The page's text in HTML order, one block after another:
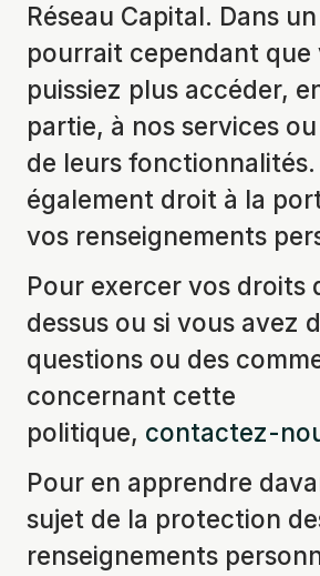
Réseau Capital. Dans
pourrait cependant que
puissiez plus accéder,
partie, à nos services
de leurs fonctionnalités.
également droit à la
vos renseignements
Pour exercer vos droits
dessus ou si vous avez
questions ou des
concernant cette
politique, contactez-
Pour en apprendre
sujet de la protection
renseignements